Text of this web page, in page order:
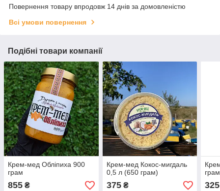
Повернення товару впродовж 14 днів за домовленістю
Всі умови повернення
Подібні товари компанії
Крем-мед Обліпиха 900
грам
855 ₴
Крем-мед Кокос-мигдаль
0,5 л (650 грам)
375₴ 325